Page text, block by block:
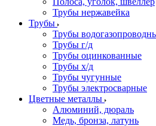
Трубы нержавейка
Трубы
Трубы
Трубы г/д
Трубы оцинкованные
Трубы х/д
Трубы чугунные
Трубы электросварные
Цветные металлы
Алюминий, дюраль
Медь, бронза, латунь